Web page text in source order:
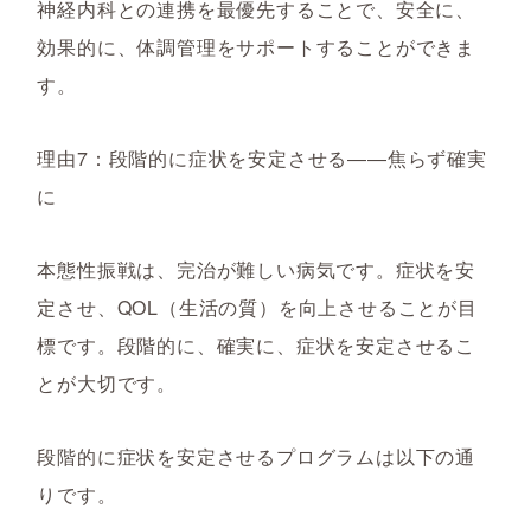
神経内科との連携を最優先することで、安全に、
効果的に、体調管理をサポートすることができま
す。
理由7：段階的に症状を安定させる――焦らず確実
に
本態性振戦は、完治が難しい病気です。症状を安
定させ、QOL（生活の質）を向上させることが目
標です。段階的に、確実に、症状を安定させるこ
とが大切です。
段階的に症状を安定させるプログラムは以下の通
りです。